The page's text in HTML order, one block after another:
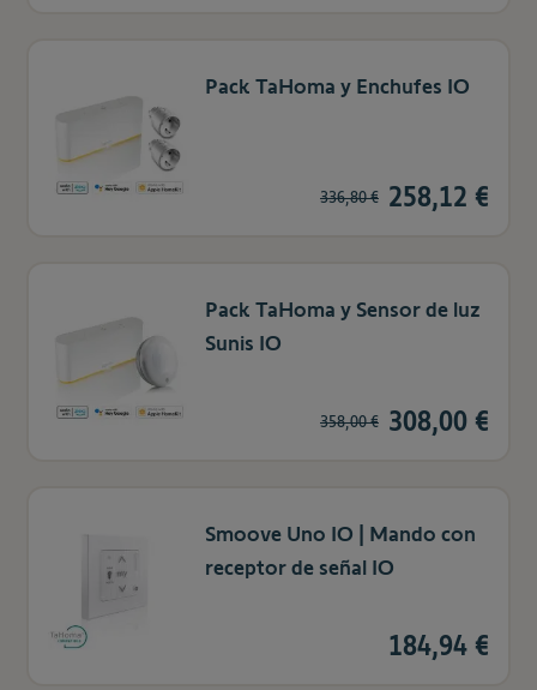
Pack TaHoma y Enchufes IO
258,12 €
336,80 €
Pack TaHoma y Sensor de luz
Sunis IO
308,00 €
358,00 €
Smoove Uno IO | Mando con
receptor de señal IO
184,94 €